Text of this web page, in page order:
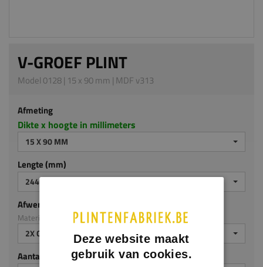
V-GROEF PLINT
Model 0128 | 15 x 90 mm | MDF v313
Afmeting
Dikte x hoogte in millimeters
15 X 90 MM
Lengte (mm)
2440 MM
Afwerking
Materiaal: MDF v313
2X GEGROND
Aantal stuks
Deze website maakt
gebruik van cookies.